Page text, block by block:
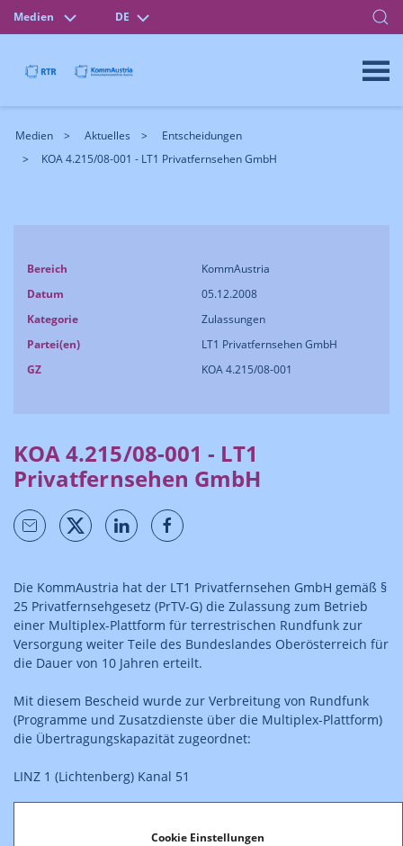
Cookie Einstellungen
Medien DE
Medien Aktuelles
Entscheidungen
KOA 4.215/08-001 - LT1 Privatfernsehen GmbH
Bereich
KommAustria
Datum
05.12.2008
Kategorie
Zulassungen
Partei(en)
LT1 Privatfernsehen GmbH
GZ
KOA 4.215/08-001
KOA 4.215/08-001 - LT1
Privatfernsehen GmbH
Die KommAustria hat der LT1 Privatfernsehen GmbH gemäß §
25 Privatfernsehgesetz (PrTV-G) die Zulassung zum Betrieb
einer Multiplex-Plattform für terrestrischen Rundfunk zur
Versorgung weiter Teile des Bundeslandes Oberösterreich für
die Dauer von 10 Jahren erteilt.
Mit diesem Bescheid wurde zur Verbreitung von Rundfunk
(Programme und Zusatzdienste über die Multiplex-Plattform)
die Übertragungskapazität zugeordnet:
LINZ 1 (Lichtenberg) Kanal 51